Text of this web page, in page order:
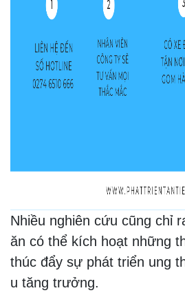
Nhiều nghiên cứu cũng chỉ
ăn có thể kích hoạt những
thúc đẩy sự phát triển ung
u tăng trưởng.